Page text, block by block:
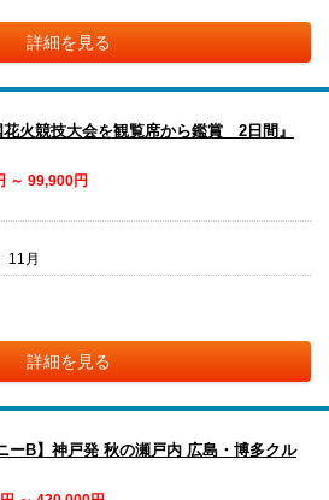
詳細を見る
花火競技大会を観覧席から鑑賞 2日間』
～ 99,900円
月
詳細を見る
ーB】神戸発 秋の瀬戸内 広島・博多クル